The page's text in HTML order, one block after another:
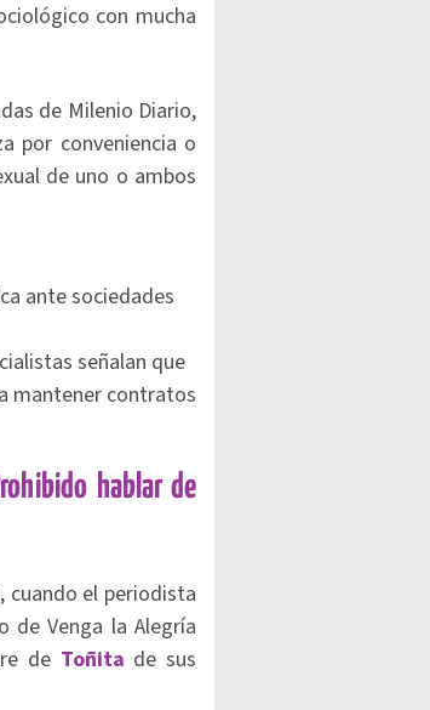
con mucha
de Milenio Diario,
por conveniencia o
de uno o ambos
ante sociedades
señalan que
mantener contratos
hablar de
cuando el periodista
de Venga la Alegría
de Toñita de sus